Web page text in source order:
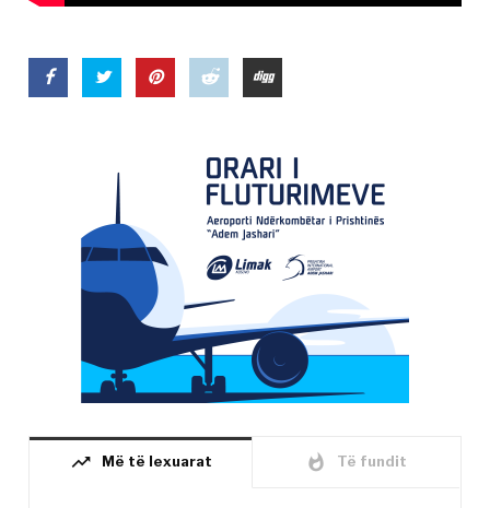
trending_up Më të lexuarat whatshot Të fundit